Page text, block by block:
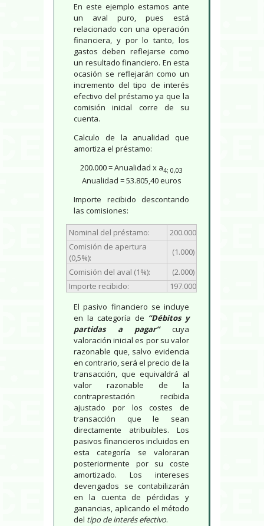
En este ejemplo estamos ante
un aval puro, pues está
relacionado con una operación
financiera, y por lo tanto, los
gastos deben reflejarse como
un resultado financiero. En esta
ocasión se reflejarán como un
incremento del tipo de interés
efectivo del préstamo ya que la
comisión inicial corre de su
cuenta.
Calculo de la anualidad que
amortiza el préstamo:
200.000 = Anualidad x a4; 0,03
Anualidad = 53.805,40 euros
Importe recibido descontando
las comisiones:
Nominal del préstamo:
200.000
Comisión de apertura
(0,5%):
(1.000)
Comisión del aval (1%):
(2.000)
Importe recibido:
197.000
El pasivo financiero se incluye
en la categoría de “Débitos y
partidas a pagar”cuya
valoración inicial es por su valor
razonable que, salvo evidencia
en contrario, será el precio de la
transacción, que equivaldrá al
valor razonable de la
contraprestación recibida
ajustado por los costes de
transacción que le sean
directamente atribuibles. Los
pasivos financieros incluidos en
esta categoría se valoraran
posteriormente por su coste
amortizado. Los intereses
devengados se contabilizarán
en la cuenta de pérdidas y
ganancias, aplicando el método
del tipo de interés efectivo.